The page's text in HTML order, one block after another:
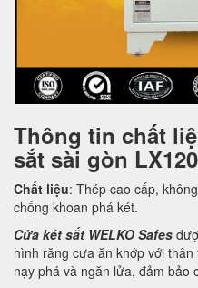
Thông tin chất
sắt sài gòn
Chất liệu: Thép cao cấp,
chống khoan phá két.
Cửa két sắt WELKO Safes
hình răng cưa ăn khớp với
nạy phá và ngăn lửa, đảm bảo